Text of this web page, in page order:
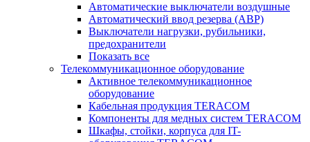
Автоматические выключатели воздушные
Автоматический ввод резерва (АВР)
Выключатели нагрузки, рубильники,
предохранители
Показать все
Телекоммуникационное оборудование
Активное телекоммуникационное
оборудование
Кабельная продукция TERACOM
Компоненты для медных систем TERACOM
Шкафы, стойки, корпуса для IT-